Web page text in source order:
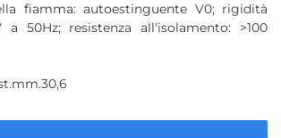
fiamma: autoestinguente V0; rigidità
a 50Hz; resistenza all'isolamento: >100